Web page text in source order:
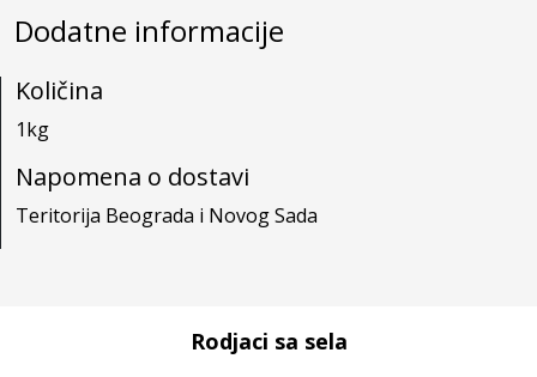
Dodatne informacije
Količina
1kg
Napomena o dostavi
Teritorija Beograda i Novog Sada
Rodjaci sa sela